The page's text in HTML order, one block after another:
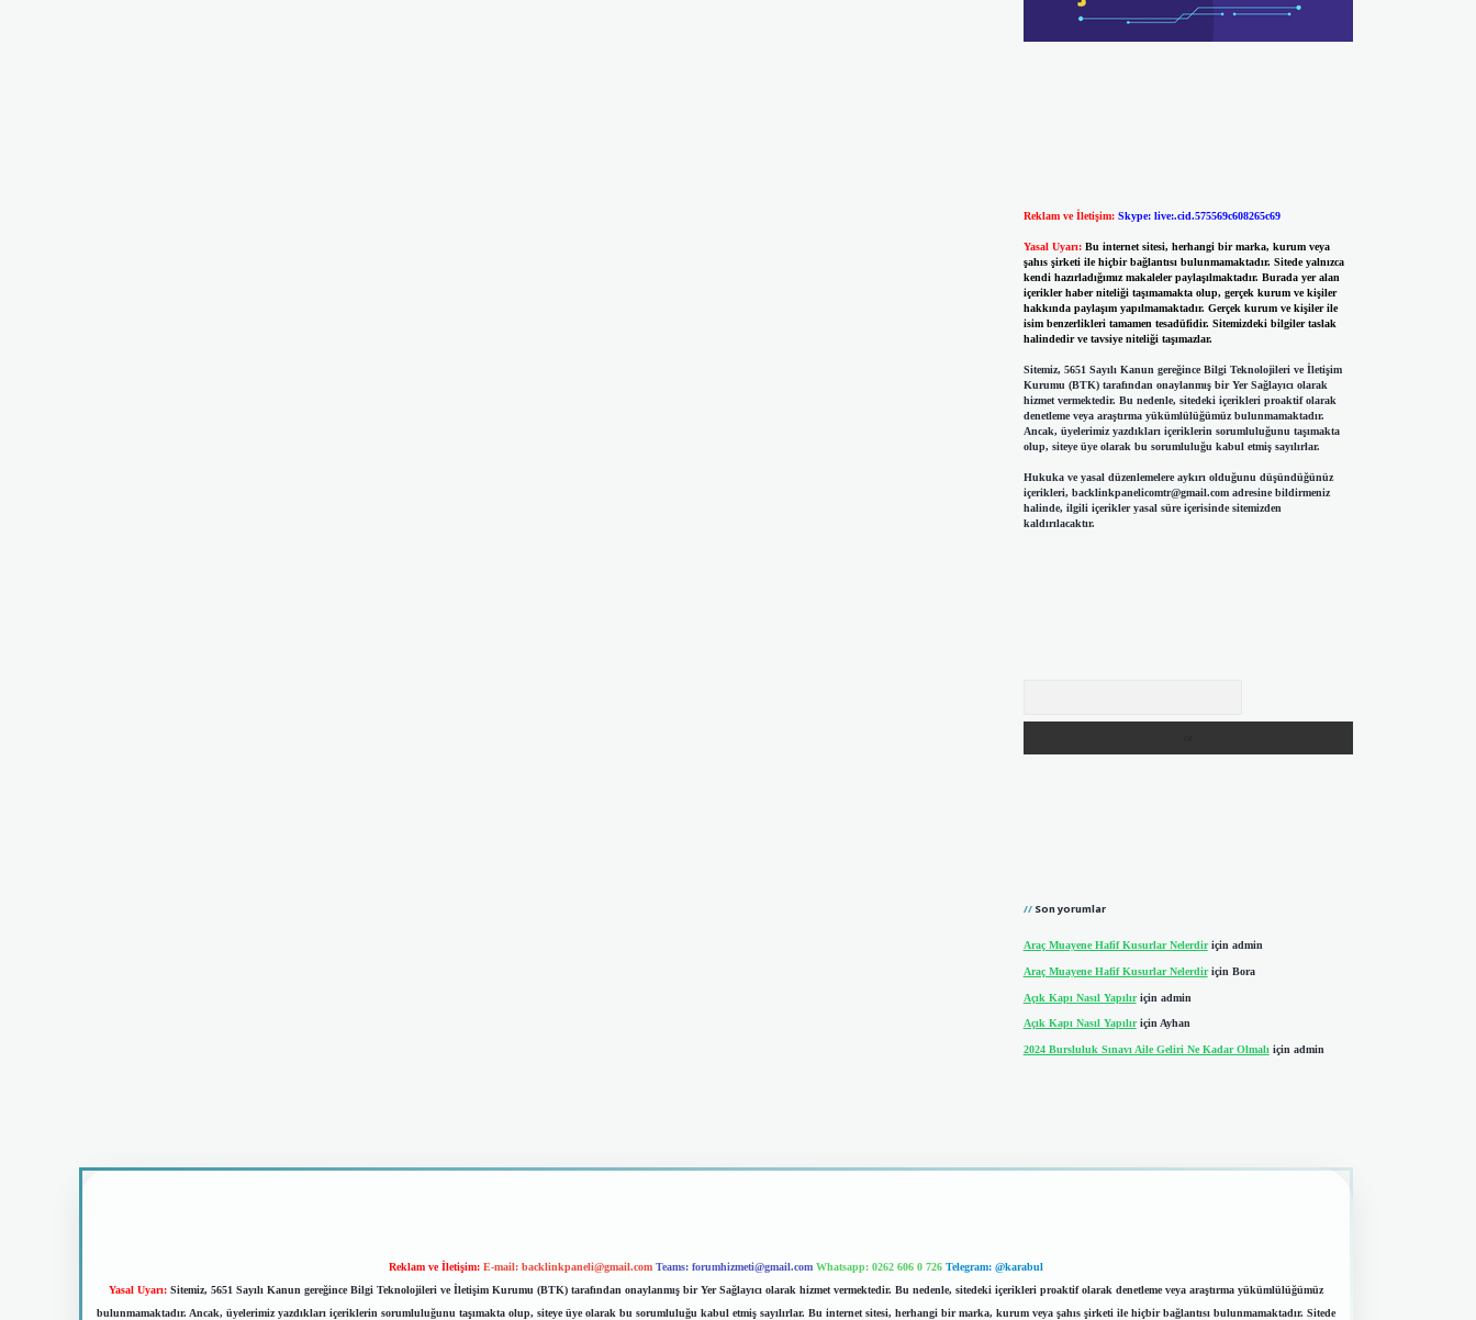
Reklam ve İletişim: Skype: live:.cid.575569c608265c69
Yasal Uyarı: Bu internet sitesi, herhangi bir marka, kurum veya
şahıs şirketi ile hiçbir bağlantısı bulunmamaktadır. Sitede yalnızca
kendi hazırladığımız makaleler paylaşılmaktadır. Burada yer alan
içerikler haber niteliği taşımamakta olup, gerçek kurum ve kişiler
hakkında paylaşım yapılmamaktadır. Gerçek kurum ve kişiler ile
isim benzerlikleri tamamen tesadüfidir. Sitemizdeki bilgiler taslak
halindedir ve tavsiye niteliği taşımazlar.
Sitemiz, 5651 Sayılı Kanun gereğince Bilgi Teknolojileri ve İletişim
Kurumu (BTK) tarafından onaylanmış bir Yer Sağlayıcı olarak
hizmet vermektedir. Bu nedenle, sitedeki içerikleri proaktif olarak
denetleme veya araştırma yükümlülüğümüz bulunmamaktadır.
Ancak, üyelerimiz yazdıkları içeriklerin sorumluluğunu taşımakta
olup, siteye üye olarak bu sorumluluğu kabul etmiş sayılırlar.
Hukuka ve yasal düzenlemelere aykırı olduğunu düşündüğünüz
içerikleri, backlinkpanelicomtr@gmail.comadresine bildirmeniz
halinde, ilgili içerikler yasal süre içerisinde sitemizden
kaldırılacaktır.
Son yorumlar
Araç Muayene Hafif Kusurlar Nelerdiriçin admin
Araç Muayene Hafif Kusurlar Nelerdiriçin Bora
Açık Kapı Nasıl Yapılıriçin admin
Açık Kapı Nasıl Yapılıriçin Ayhan
2024 Bursluluk Sınavı Aile Geliri Ne Kadar Olmalıiçin admin
Reklam ve İletişim: E-mail: backlinkpaneli@gmail.com Teams: forumhizmeti@gmail.com Whatsapp: 0262 606 0 726 Telegram: @karabul
Yasal Uyarı: Sitemiz, 5651 Sayılı Kanun gereğince Bilgi Teknolojileri ve İletişim Kurumu (BTK) tarafından onaylanmış bir Yer Sağlayıcı olarak hizmet vermektedir. Bu nedenle, sitedeki içerikleri proaktif olarak denetleme veya araştırma yükümlülüğümüz
bulunmamaktadır. Ancak, üyelerimiz yazdıkları içeriklerin sorumluluğunu taşımakta olup, siteye üye olarak bu sorumluluğu kabul etmiş sayılırlar. Bu internet sitesi, herhangi bir marka, kurum veya şahıs şirketi ile hiçbir bağlantısı bulunmamaktadır. Sitede